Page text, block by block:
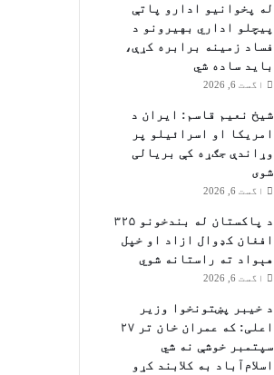
له پخوانیو ادارو پاتې
پيچلو اداري بهیرونو د
فساد زمینه برابره کړې،
باید ساده شي
اگست 6, 2026
شیخ نعیم قاسم: ایران د
امریکا او اسرائیلو پر
وړاندې جګړه کې بریالی
شوی
اگست 6, 2026
د پاکستان له بندخونو ۳۲۵
افغان کډوال ازاد او خپل
هېواد ته راستانه شوي
اگست 6, 2026
د خیبر پښتونخوا وزیر
اعلی: که عمران خان تر ۲۷
سپتمبر خوشې نه شي
اسلام‌آباد به کلابند کړو